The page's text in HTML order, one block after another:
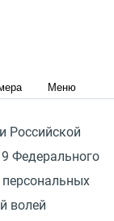
Меню
Российской
Федерального
волей